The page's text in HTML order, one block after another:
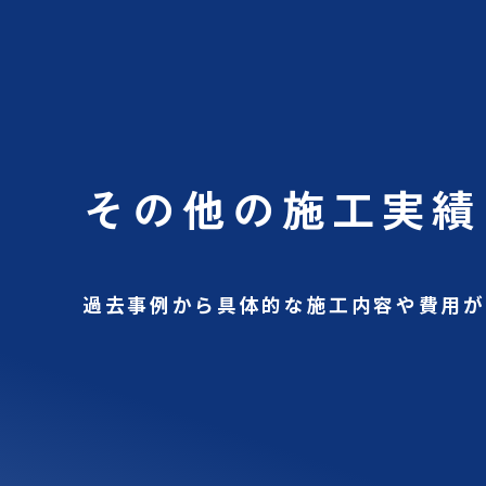
その他の施工実績
過去事例から具体的な施工内容や費用